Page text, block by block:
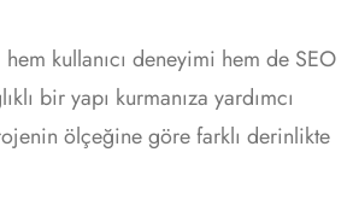
kullanıcı deneyimi hem de SEO
bir yapı kurmanıza yardımcı
ölçeğine göre farklı derinlikte